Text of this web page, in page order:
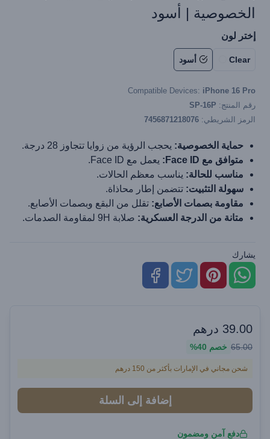
الخصوصية | أسود
إختر لون
Clear أسود
Compatible Devices: iPhone 16 Pro
رقم المنتج: SP-16P
الرمز الشريطي: 7456871218076
حماية الخصوصية: يحجب الرؤية من زوايا تتجاوز 28 درجة.
متوافق مع Face ID:
يعمل مع Face ID.
مناسب للحالة: يناسب معظم الحالات.
سهولة التثبيت: تتضمن إطار محاذاة.
مقاومة بصمات الأصابع: تقلل من البقع وبصمات الأصابع.
متانة من الدرجة العسكرية: صلابة 9H لمقاومة الصدمات.
يشارك
39.00 درهم
65.00 خصم 40%
شحن مجاني في الإمارات بأكثر من 150 درهم
إضافة إلى السلة
دفع آمن ومضمون